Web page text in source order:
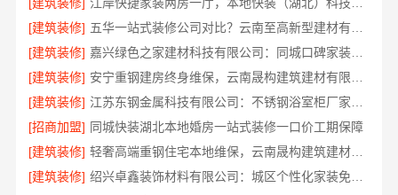
[建筑装修]
[建筑装修]
嘉兴绿色之家建材科技有限公司：同城口碑家装机构实惠
[建筑装修]
[建筑装修]
[招商加盟] 同城快装湖北本地婚房一站式装修一口价工期保障
[建筑装修]
轻奢高端重钢住宅本地维保，云南晟构建筑建材有限公司售后
[建筑装修]